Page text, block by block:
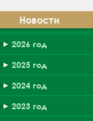
Новости
2026 год
2025 год
2024 год
2023 год